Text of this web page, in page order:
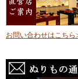
お問い合わせはこち